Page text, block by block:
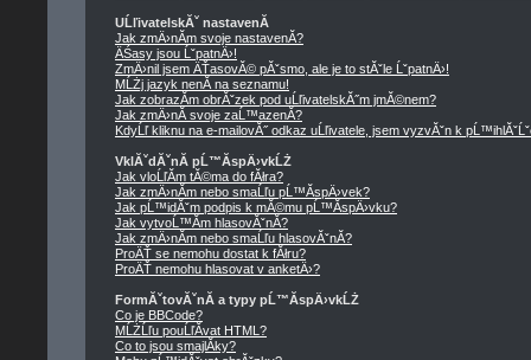
UĹľivatelskĂˇ nastavenĂ­
Jak zmÄ›nĂ­m svoje nastavenĂ­?
ÄŚasy jsou ĹˇpatnÄ›!
ZmÄ›nil jsem ÄŤasovĂ© pĂˇsmo, ale je to stĂˇle ĹˇpatnÄ›!
MĹŻj jazyk nenĂ­ na seznamu!
Jak zobrazĂ­m obrĂˇzek pod uĹľivatelskĂ˝m jmĂ©nem?
Jak zmÄ›nĂ­ svoje zaĹ™azenĂ­?
KdyĹľ kliknu na e-mailovĂ˝ odkaz uĹľivatele, jsem vyzvĂˇn k
VklĂˇdĂˇnĂ­ pĹ™Ă­spÄ›vkĹŻ
Jak vloĹľĂ­m tĂ©ma do fĂłra?
Jak zmÄ›nĂ­m nebo smaĹľu pĹ™Ă­spÄ›vek?
Jak pĹ™idĂˇm podpis k mĂ©mu pĹ™Ă­spÄ›vku?
Jak vytvoĹ™Ă­m hlasovĂˇnĂ­?
Jak zmÄ›nĂ­m nebo smaĹľu hlasovĂˇnĂ­?
ProÄŤ se nemohu dostat k fĂłru?
ProÄŤ nemohu hlasovat v anketÄ›?
FormĂˇtovĂˇnĂ­ a typy pĹ™Ă­spÄ›vkĹŻ
Co je BBCode?
MĹŻĹľu pouĹľĂ­vat HTML?
Co to jsou smajlĂ­ky?